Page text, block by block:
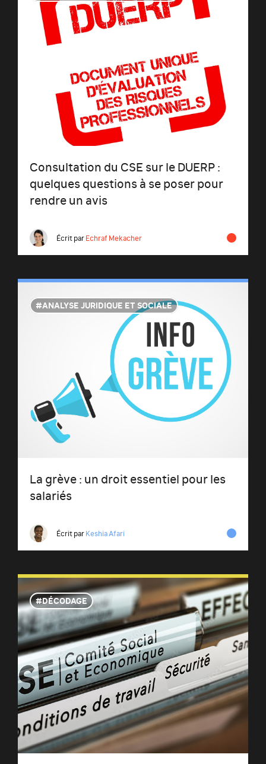
Consultation du CSE sur le DUERP :
quelques questions à se poser pour
rendre un avis
Écrit parEchraf Mekacher
ANALYSE JURIDIQUE ET SOCIALE
La grève : un droit essentiel pour les
salariés
Écrit parKeshia Afari
DÉCODAGE